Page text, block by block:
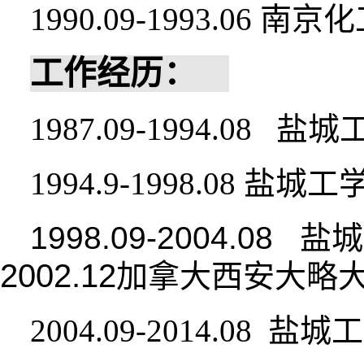
1990.09-1993.06 南京
工作经历：
1987.09-1994.08 盐城
1994.9-1998.08 盐城工
1998.09-2004.08 盐
2002.12加拿大西安大略
2004.09-2014.08 盐城